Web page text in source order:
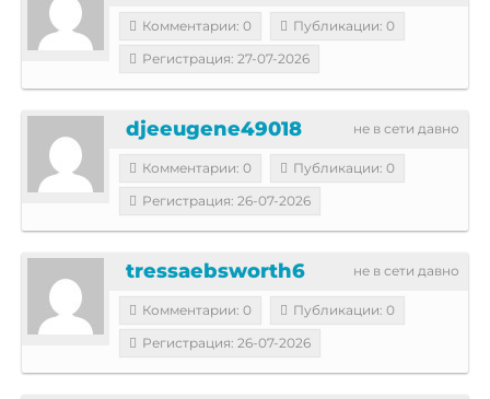
Комментарии: 0
Публикации: 0
Регистрация: 27-07-2026
не в сети давно
djeeugene49018
Комментарии: 0
Публикации: 0
Регистрация: 26-07-2026
не в сети давно
tressaebsworth6
Комментарии: 0
Публикации: 0
Регистрация: 26-07-2026